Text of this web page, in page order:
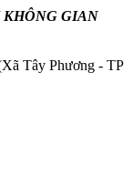
KHÔNG GIAN
Tây Phương - TP